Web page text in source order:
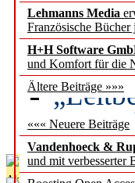
Lehmanns Media
Französische
H+H Software
und Komfort für die
Ältere Beiträge »»»
««« Neuere Beiträge
Vandenhoeck &
und mit verbesserter
besser
des
Aktuelles aus